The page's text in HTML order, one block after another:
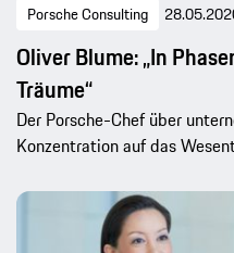
Porsche Consulting
Oliver Blume: „In
Träume“
Der Porsche-Chef über
Konzentration auf das